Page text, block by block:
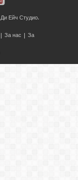
Ди Ейч Студио.
| За нас | За